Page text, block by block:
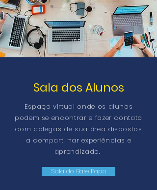
Sala dos Alunos
Espaço virtual onde os alunos
podem se encontrar e fazer contato
com colegas de sua área dispostos
a compartilhar experiências e
aprendizado.
Sala do Bate Papo